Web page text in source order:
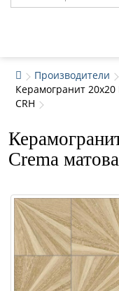
Производители
Керамогранит
CRH
Crema